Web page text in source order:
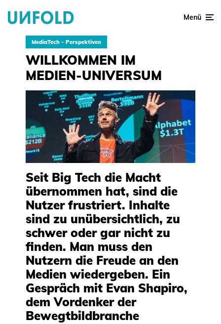
Menü
MediaTech – Perspektiven
WILLKOMMEN IM
MEDIEN-UNIVERSUM
Seit Big Tech die Macht
übernommen hat, sind die
Nutzer frustriert. Inhalte
sind zu unübersichtlich, zu
schwer oder gar nicht zu
finden. Man muss den
Nutzern die Freude an den
Medien wiedergeben. Ein
Gespräch mit Evan Shapiro,
dem Vordenker der
Bewegtbildbranche